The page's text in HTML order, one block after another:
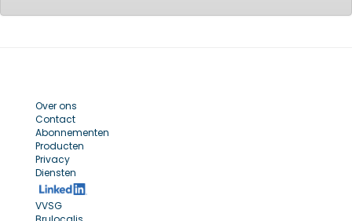
Over ons
Contact
Abonnementen
Producten
Privacy
Diensten
VVSG